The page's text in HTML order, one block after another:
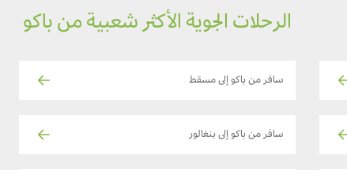
الرحلات الجوية الأكثر شعبية من باكو
سافر من باكو إلى مسقط
سافر من باكو إلى بنغالور